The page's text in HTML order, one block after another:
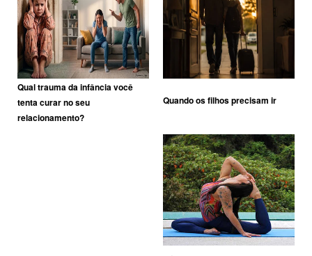
Qual trauma da infância você
tenta curar no seu
relacionamento?
Quando os filhos precisam ir